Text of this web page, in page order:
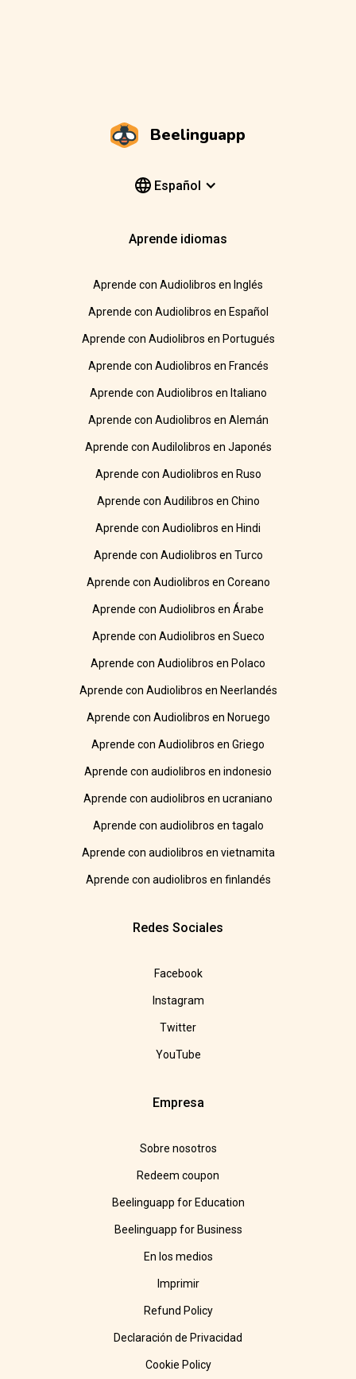
Beelinguapp
Español
Aprende idiomas
Aprende con Audiolibros en Inglés
Aprende con Audiolibros en Español
Aprende con Audiolibros en Portugués
Aprende con Audiolibros en Francés
Aprende con Audiolibros en Italiano
Aprende con Audiolibros en Alemán
Aprende con Audilolibros en Japonés
Aprende con Audiolibros en Ruso
Aprende con Audilibros en Chino
Aprende con Audiolibros en Hindi
Aprende con Audiolibros en Turco
Aprende con Audiolibros en Coreano
Aprende con Audiolibros en Árabe
Aprende con Audiolibros en Sueco
Aprende con Audiolibros en Polaco
Aprende con Audiolibros en Neerlandés
Aprende con Audiolibros en Noruego
Aprende con Audiolibros en Griego
Aprende con audiolibros en indonesio
Aprende con audiolibros en ucraniano
Aprende con audiolibros en tagalo
Aprende con audiolibros en vietnamita
Aprende con audiolibros en finlandés
Redes Sociales
Facebook
Instagram
Twitter
YouTube
Empresa
Sobre nosotros
Redeem coupon
Beelinguapp for Education
Beelinguapp for Business
En los medios
Imprimir
Refund Policy
Declaración de Privacidad
Cookie Policy